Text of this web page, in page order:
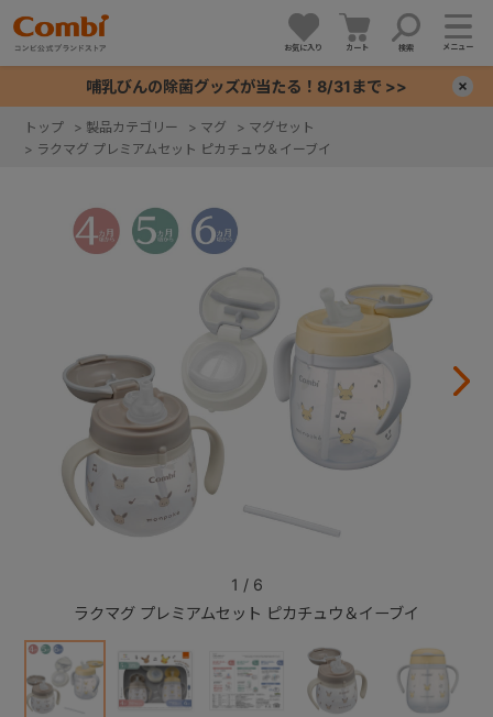
お気に入り カート 検索 メニュー
哺乳びんの除菌グッズが当たる！8/31まで >>
トップ > 製品カテゴリー > マグ > マグセット
> ラクマグ プレミアムセット ピカチュウ＆イーブイ
ラクマグ プレミアムセット ピカチュウ＆イーブイ
1 / 6